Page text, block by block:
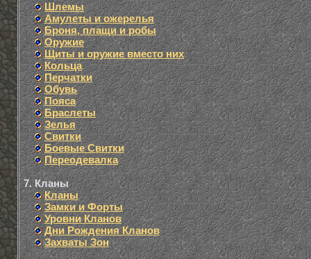
Шлемы
Амулеты и ожерелья
Броня, плащи и робы
Оружие
Щиты и оружие вместо них
Кольца
Перчатки
Обувь
Пояса
Браслеты
Зелья
Свитки
Боевые Свитки
Переодевалка
7. Кланы
Кланы
Замки и Форты
Уровни Кланов
Дни Рождения Кланов
Захваты Зон